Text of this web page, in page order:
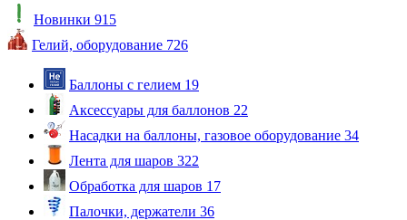
Новинки 915
Гелий, оборудование 726
Баллоны с гелием 19
Аксессуары для баллонов 22
Насадки на баллоны, газовое оборудование 34
Лента для шаров 322
Обработка для шаров 17
Палочки, держатели 36